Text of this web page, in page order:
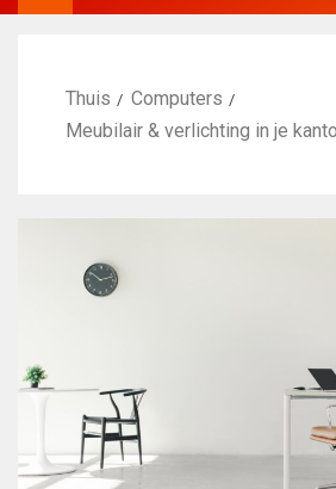
Thuis
Computers
Meubilair & verlichting in je